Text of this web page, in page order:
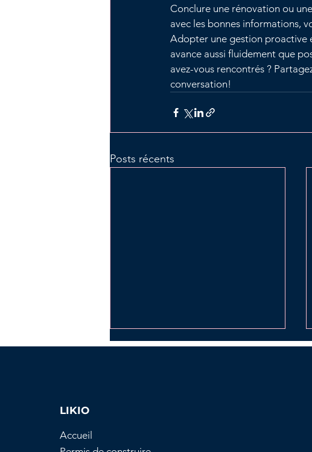
Conclure une rénovation ou une
avec les bonnes informations,
Adopter une gestion proactive
avance aussi fluidement que
avez-vous rencontrés ?
conversation!
Posts récents
Comprendre
LIKIO
Accueil